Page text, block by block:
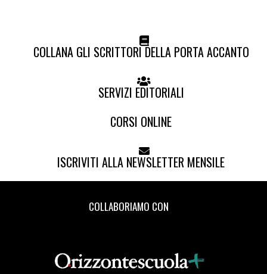
COLLANA GLI SCRITTORI DELLA PORTA ACCANTO
SERVIZI EDITORIALI
CORSI ONLINE
ISCRIVITI ALLA NEWSLETTER MENSILE
COLLABORIAMO CON